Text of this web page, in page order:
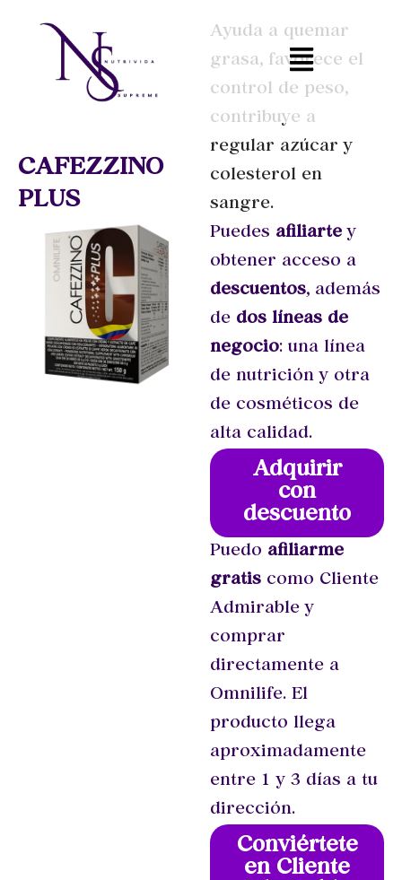
CAFEZZINO
PLUS
Ayuda a quemar
grasa, favorece el
control de peso,
contribuye a
regular azúcar y
colesterol en
sangre.
Puedes afiliarte y
obtener acceso a
descuentos, además
de dos líneas de
negocio: una línea
de nutrición y otra
de cosméticos de
alta calidad.
Adquirir
con
descuento
Puedo afiliarme
gratis como Cliente
Admirable y
comprar
directamente a
Omnilife. El
producto llega
aproximadamente
entre 1 y 3 días a tu
dirección.
Conviértete
en Cliente